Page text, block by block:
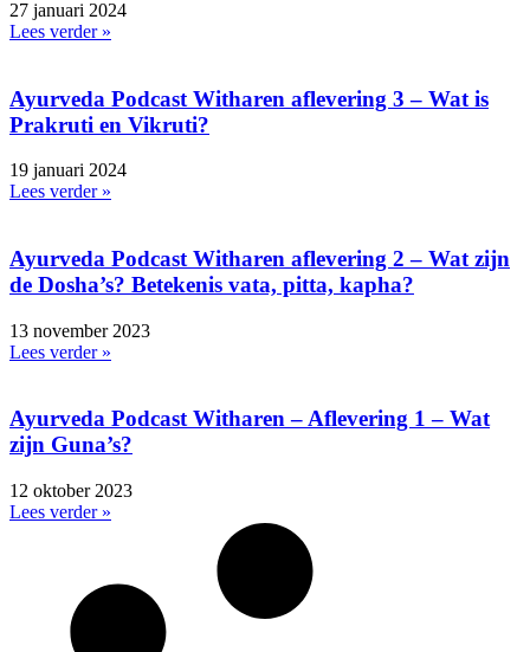
27 januari 2024
Lees verder »
Ayurveda Podcast Witharen aflevering 3 – Wat is
Prakruti en Vikruti?
19 januari 2024
Lees verder »
Ayurveda Podcast Witharen aflevering 2 – Wat zijn
de Dosha’s? Betekenis vata, pitta, kapha?
13 november 2023
Lees verder »
Ayurveda Podcast Witharen – Aflevering 1 – Wat
zijn Guna’s?
12 oktober 2023
Lees verder »